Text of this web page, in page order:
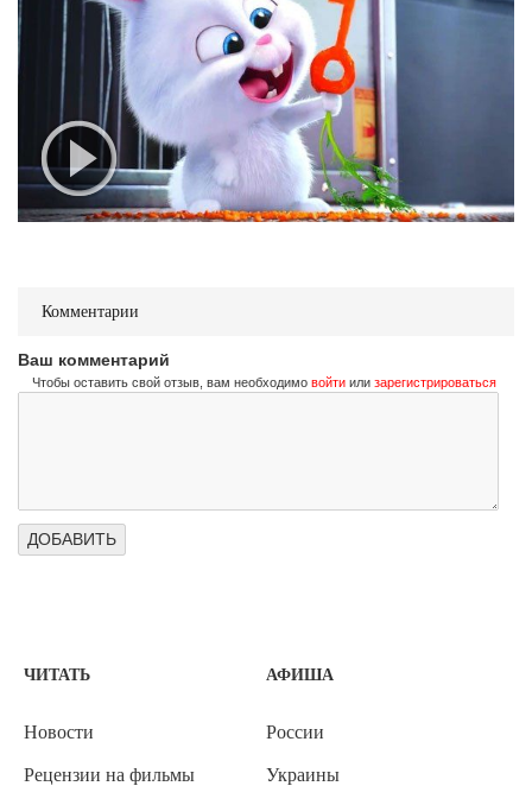
Комментарии
Ваш комментарий
Чтобы оставить свой отзыв, вам необходимо войти или зарегистрироваться
ЧИТАТЬ
Новости
Рецензии на фильмы
АФИША
России
Украины